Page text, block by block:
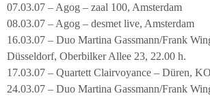
07.03.07 – Agog – zaal 100, Amsterdam
08.03.07 – Agog – desmet live, Amsterdam
16.03.07 – Duo Martina Gassmann/Frank
Düsseldorf, Oberbilker Allee 23, 22.00 h.
17.03.07 – Quartett Clairvoyance – Düren,
24.03.07 – Duo Martina Gassmann/Frank